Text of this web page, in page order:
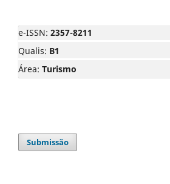
e-ISSN: 2357-8211
Qualis: B1
Área: Turismo
Submissão